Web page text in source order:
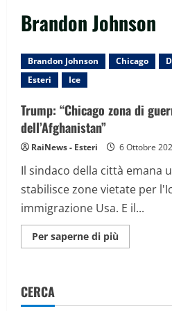
Brandon Johnson
Brandon Johnson Chicago
Esteri
Ice
Trump: “Chicago zona di
dell’Afghanistan”
RaiNews - Esteri 6 Ottobre
Il sindaco della città emana
stabilisce zone vietate per
immigrazione Usa. E il...
Per saperne di più
informazioni
guerra,
CERCA